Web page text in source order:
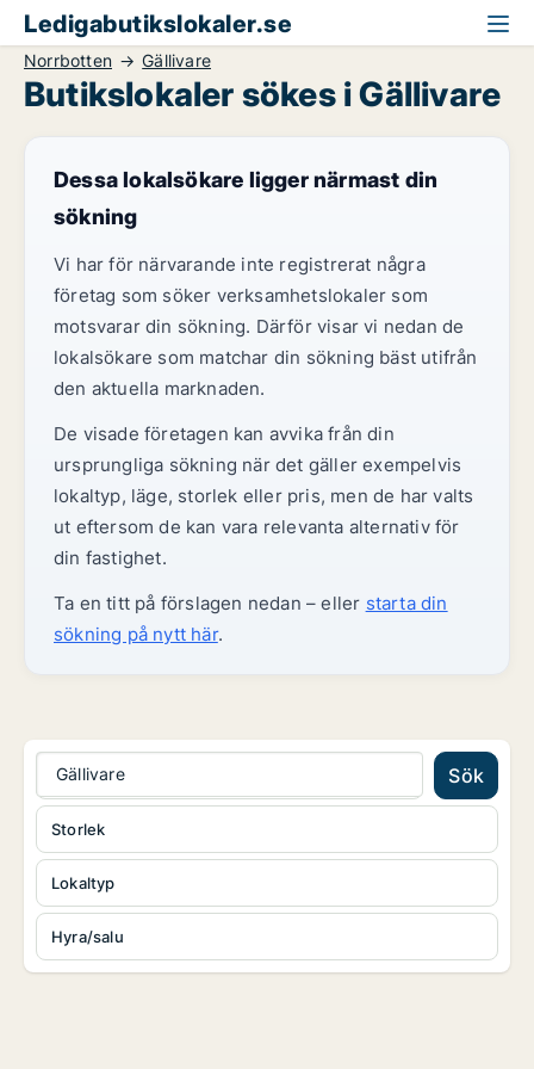
Ledigabutikslokaler.se
Norrbotten Gällivare
Butikslokaler sökes i Gällivare
Dessa lokalsökare ligger närmast din
sökning
Vi har för närvarande inte registrerat några
företag som söker verksamhetslokaler som
motsvarar din sökning. Därför visar vi nedan de
lokalsökare som matchar din sökning bäst utifrån
den aktuella marknaden.
De visade företagen kan avvika från din
ursprungliga sökning när det gäller exempelvis
lokaltyp, läge, storlek eller pris, men de har valts
ut eftersom de kan vara relevanta alternativ för
din fastighet.
Ta en titt på förslagen nedan – eller starta din
sökning på nytt här.
Gällivare Sök
Lokaltyp
Hyra/salu
Storlek